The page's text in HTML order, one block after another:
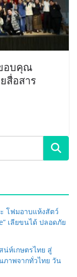
อบคุณ
สื่อสาร
โฟมอาบแห้งสัตว์
เลียขนได้ ปลอดภัย
น่ห์เกษตรไทย สู่
าพจากทั่วไทย วัน